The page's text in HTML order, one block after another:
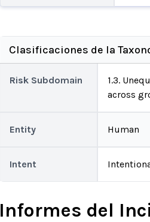
Clasificaciones de la
Risk Subdomain
1.3.
across
Entity Human
Intent
Informes del